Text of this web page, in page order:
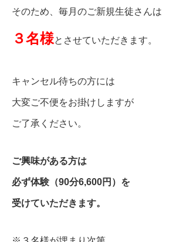
そのため、毎月のご新規生徒さんは
３名様とさせていただきます。
キャンセル待ちの方には
大変ご不便をお掛けしますが
ご了承ください。
ご興味がある方は
必ず体験（90分6,600円）を
受けていただきます。